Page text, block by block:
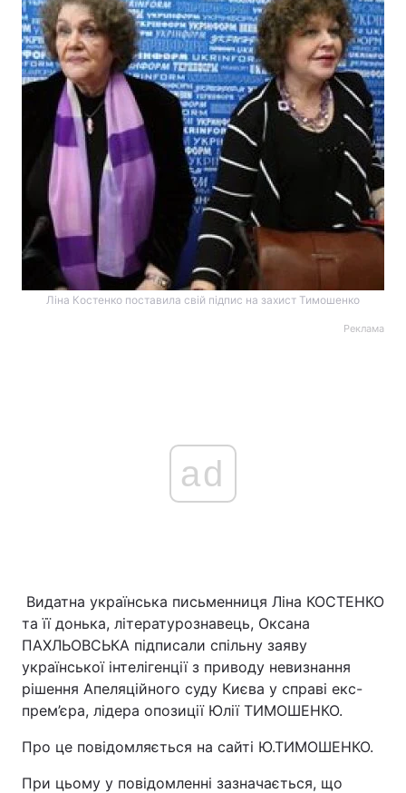
Ліна Костенко поставила свій підпис на захист Тимошенко
Реклама
ad
Видатна українська письменниця Ліна КОСТЕНКО
та її донька, літературознавець, Оксана
ПАХЛЬОВСЬКА підписали спільну заяву
української інтелігенції з приводу невизнання
рішення Апеляційного суду Києва у справі екс-
прем’єра, лідера опозиції Юлії ТИМОШЕНКО.
Про це повідомляється на сайті Ю.ТИМОШЕНКО.
При цьому у повідомленні зазначається, що